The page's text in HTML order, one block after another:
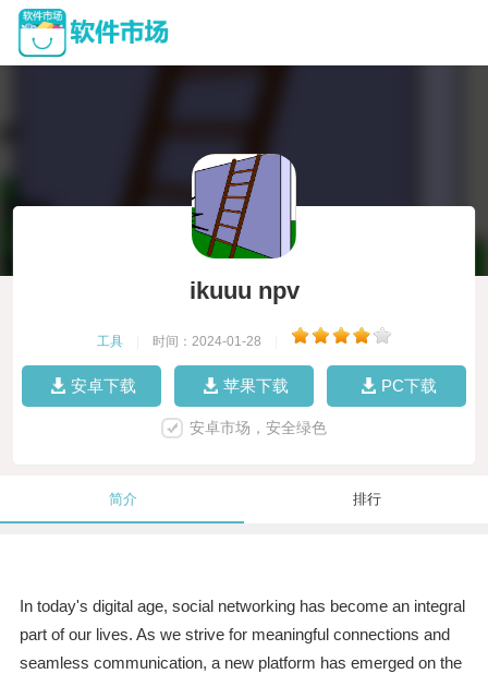
ikuuu npv
工具 时间：2024-01-28
安卓下载 苹果下载 PC下载
安卓市场，安全绿色
简介 排行
In today's digital age, social networking has become an integral
part of our lives. As we strive for meaningful connections and
seamless communication, a new platform has emerged on the